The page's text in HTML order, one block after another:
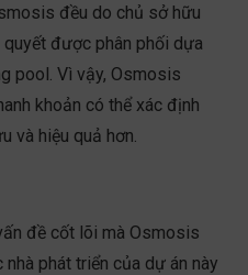
đều do chủ sở hữu
được phân phối dựa
pool. Vì vậy, Osmosis
khoản có thể xác định
và hiệu quả hơn.
đề cốt lõi mà Osmosis
phát triển của dự án này